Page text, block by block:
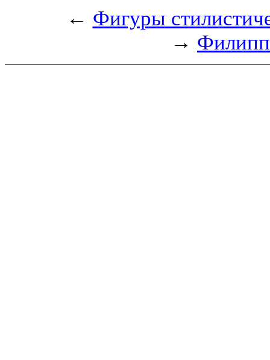
← Фигуры
→